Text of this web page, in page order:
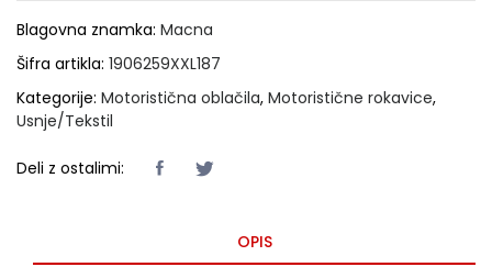
Blagovna znamka: Macna
Šifra artikla: 1906259XXL187
Kategorije: Motoristična oblačila, Motoristične rokavice,
Usnje/Tekstil
Deli z ostalimi:
OPIS